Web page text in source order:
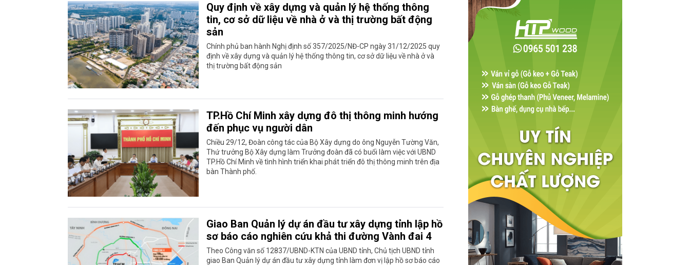
Quy định về xây dựng và quản lý hệ thống thông
tin, cơ sở dữ liệu về nhà ở và thị trường bất động
sản
Chính phủ ban hành Nghị định số 357/2025/NĐ-CP ngày 31/12/2025 quy
định về xây dựng và quản lý hệ thống thông tin, cơ sở dữ liệu về nhà ở và
thị trường bất động sản
TP.Hồ Chí Minh xây dựng đô thị thông minh hướng
đến phục vụ người dân
Chiều 29/12, Đoàn công tác của Bộ Xây dựng do ông Nguyễn Tường Văn,
Thứ trưởng Bộ Xây dựng làm Trưởng đoàn đã có buổi làm việc với UBND
TP.Hồ Chí Minh về tình hình triển khai phát triển đô thị thông minh trên địa
bàn Thành phố.
Giao Ban Quản lý dự án đầu tư xây dựng tỉnh lập hồ
sơ báo cáo nghiên cứu khả thi đường Vành đai 4
Theo Công văn số 12837/UBND-KTN của UBND tỉnh, Chủ tịch UBND tỉnh
giao Ban Quản lý dự án đầu tư xây dựng tỉnh làm đơn vị lập hồ sơ báo cáo